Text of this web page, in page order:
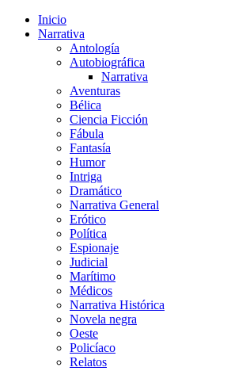
Inicio
Narrativa
Antología
Autobiográfica
Narrativa
Aventuras
Bélica
Ciencia Ficción
Fábula
Fantasía
Humor
Intriga
Dramático
Narrativa General
Erótico
Política
Espionaje
Judicial
Marítimo
Médicos
Narrativa Histórica
Novela negra
Oeste
Policíaco
Relatos